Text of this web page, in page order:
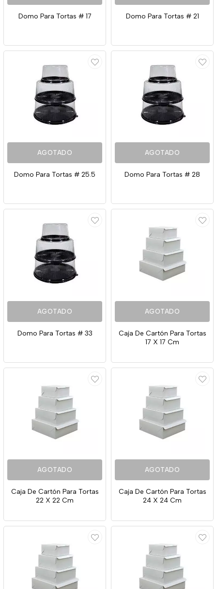
Domo Para Tortas # 17 Domo Para Tortas # 21
AGOTADO
Domo Para Tortas # 25.5
AGOTADO
Domo Para Tortas # 28
AGOTADO
Domo Para Tortas # 33
AGOTADO
Caja De Cartón Para Tortas
17 X 17 Cm
AGOTADO
Caja De Cartón Para Tortas
22 X 22 Cm
AGOTADO
Caja De Cartón Para Tortas
24 X 24 Cm